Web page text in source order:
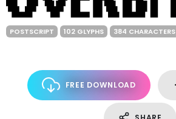
POSTSCRIPT 102 GLYPHS 384 CHARACTERS
FREE DOWNLOAD